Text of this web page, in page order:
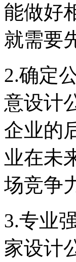
能做好
就需要
2.确定
意设计
企业的
业在未
场竞争
3.专业
家设计